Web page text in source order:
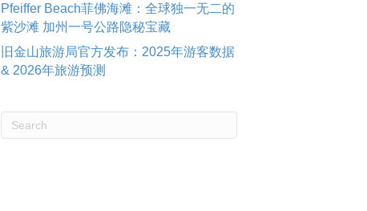
Pfeiffer Beach菲佛海滩：全球独一无二的
紫沙滩 加州一号公路隐秘宝藏
旧金山旅游局官方发布：2025年游客数据
& 2026年旅游预测